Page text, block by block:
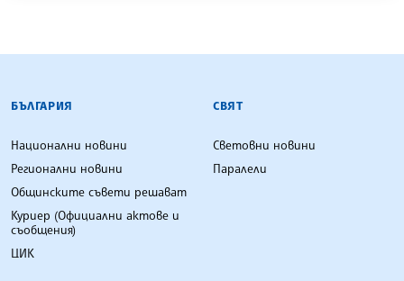
БЪЛГАРСКА ТЕЛЕГРАФНА АГЕНЦИЯ
БЪЛГАРИЯ
Национални новини
Регионални новини
Общинските съвети решават
Куриер (Официални актове и
съобщения)
ЦИК
СВЯТ
Световни новини
Паралели